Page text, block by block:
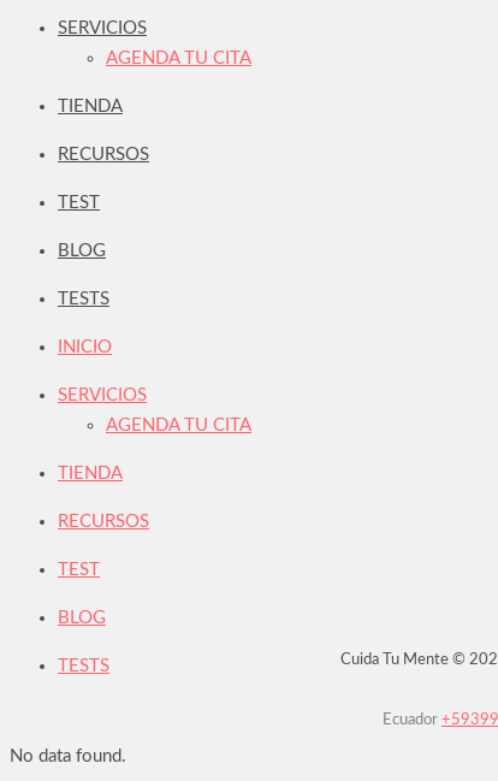
SERVICIOS
AGENDA TU CITA
TIENDA
RECURSOS
TEST
BLOG
TESTS
INICIO
SERVICIOS
AGENDA TU CITA
TIENDA
RECURSOS
TEST
BLOG
TESTS
Ecuador
Cuida Tu Mente ©
No data found.